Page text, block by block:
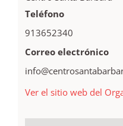
Teléfono
913652340
Correo electrónico
Ver el sitio web del